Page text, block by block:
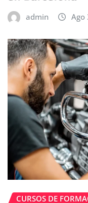
admin Ago
CURSOS DE